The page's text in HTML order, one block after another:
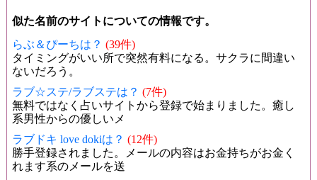
似た名前のサイトについての情報です。
らぶ＆ぴーちは？ (39件)
タイミングがいい所で突然有料になる。サクラに間違い
ないだろう。
ラブ☆ステ/ラブステは？ (7件)
無料ではなく占いサイトから登録で始まりました。癒し
系男性からの優しいメ
ラブドキ love dokiは？ (12件)
勝手登録されました。メールの内容はお金持ちがお金く
れます系のメールを送